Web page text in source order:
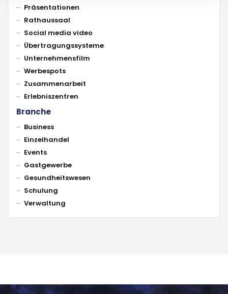
Präsentationen
Rathaussaal
Social media video
Übertragungssysteme
Unternehmensfilm
Werbespots
Zusammenarbeit
Erlebniszentren
Branche
Business
Einzelhandel
Events
Gastgewerbe
Gesundheitswesen
Schulung
Verwaltung